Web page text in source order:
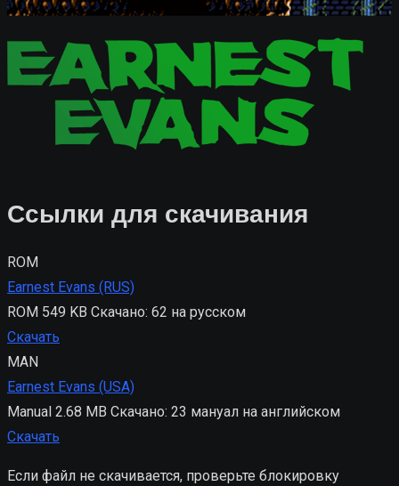
Ссылки для скачивания
ROM
Earnest Evans (RUS)
ROM 549 KB Скачано: 62 на русском
Скачать
MAN
Earnest Evans (USA)
Manual 2.68 MB Скачано: 23 мануал на английском
Скачать
Если файл не скачивается, проверьте блокировку